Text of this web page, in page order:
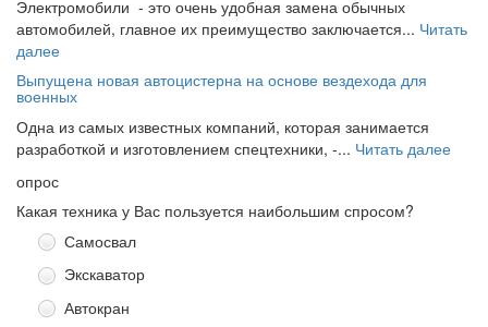
Электромобили - это очень удобная замена обычных
автомобилей, главное их преимущество заключается... Читать
далее
Выпущена новая автоцистерна на основе вездехода для
военных
Одна из самых известных компаний, которая занимается
разработкой и изготовлением спецтехники, -... Читать далее
опрос
Какая техника у Вас пользуется наибольшим спросом?
Самосвал
Экскаватор
Автокран